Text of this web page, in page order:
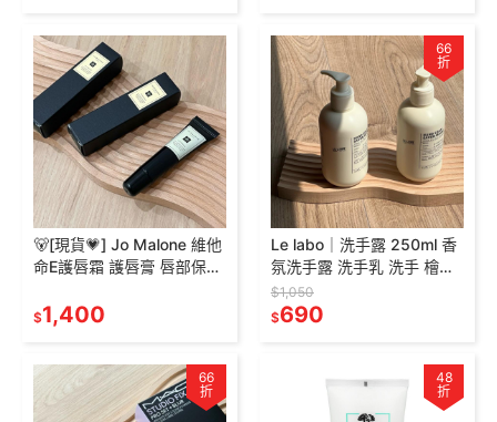
🐻[現貨💗] Jo Malone 維他
命E護唇霜 護唇膏 唇部保養
$1,400
66
折
Le labo｜洗手露 250ml 香
氛洗手露 洗手乳 洗手 檜木
羅勒 Hinoki Basil
$1,050
$690
66
折
48
折